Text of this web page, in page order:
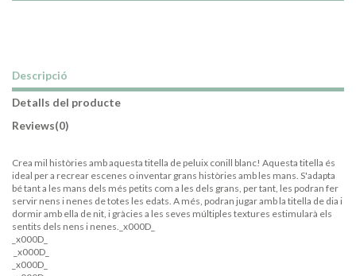
Descripció
Detalls del producte
Reviews(0)
Crea mil històries amb aquesta titella de peluix conill blanc! Aquesta titella és
ideal per a recrear escenes o inventar grans històries amb les mans. S'adapta
bé tant a les mans dels més petits com a les dels grans, per tant, les podran fer
servir nens i nenes de totes les edats. A més, podran jugar amb la titella de dia i
dormir amb ella de nit, i gràcies a les seves múltiples textures estimularà els
sentits dels nens i nenes._x000D_
_x000D_
_x000D_
_x000D_